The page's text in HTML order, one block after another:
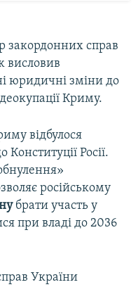
закордонних справ
висловив
юридичні зміни до
Криму.
відбулося
Росії.
російському
брати участь у
при владі до 2036
України